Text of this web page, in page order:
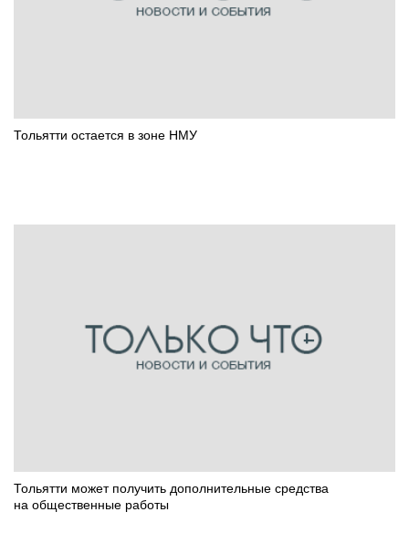
Тольятти остается в зоне НМУ
Тольятти может получить дополнительные средства
на общественные работы